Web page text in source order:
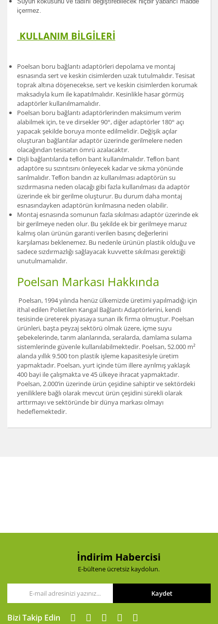
içermez.
KULLANIM BİLGİLERİ
Poelsan boru bağlantı adaptörleri depolama ve montaj
esnasında sert ve keskin cisimlerden uzak tutulmalıdır. Tesisat
toprak altına döşenecekse, sert ve keskin cisimlerden korumak
maksadıyla kum ile kapatılmalıdır. Kesinlikle hasar görmüş
adaptörler kullanılmamalıdır.
Poelsan boru bağlantı adaptörlerinden maksimum verim
alabilmek için, te ve dirsekler 90°, diğer adaptörler 180° açı
yapacak şekilde boruya monte edilmelidir. Değişik açılar
oluşturan bağlantılar adaptör üzerinde gerilmelere neden
olacağından tesisatın ömrü azalacaktır.
Dişli bağlantılarda teﬂon bant kullanılmalıdır. Teﬂon bant
adaptöre su sızıntısını önleyecek kadar ve sıkma yönünde
sarılmalıdır. Teﬂon bandın az kullanılması adaptörün su
sızdırmasına neden olacağı gibi fazla kullanılması da adaptör
üzerinde ek bir gerilme oluşturur. Bu durum daha montaj
esnasındayken adaptörün kırılmasına neden olabilir.
Montaj esnasında somunun fazla sıkılması adaptör üzerinde ek
bir gerilmeye neden olur. Bu şekilde ek bir gerilmeye maruz
kalmış olan ürünün garanti verilen basınç değerlerini
karşılaması beklenemez. Bu nedenle ürünün plastik olduğu ve
sadece sızdırmazlığı sağlayacak kuvvette sıkılması gerektiği
unutulmamalıdır.
Poelsan Markası Hakkında
Poelsan, 1994 yılında henüz ülkemizde üretimi yapılmadığı için
ithal edilen Polietilen Kangal Bağlantı Adaptörlerini, kendi
tesisinde üreterek piyasaya sunan ilk firma olmuştur. Poelsan
ürünleri, başta peyzaj sektörü olmak üzere, içme suyu
şebekelerinde, tarım alanlarında, seralarda, damlama sulama
sistemlerinde güvenle kullanılabilmektedir. Poelsan, 52.000 m²
alanda yıllık 9.500 ton plastik işleme kapasitesiyle üretim
yapmaktadır. Poelsan, yurt içinde tüm illere ayrılmış yaklaşık
400 bayi ile çalışmakta ve 45 ülkeye ihracat yapmaktadır.
Poelsan, 2.000’in üzerinde ürün çeşidine sahiptir ve sektördeki
yeniliklere bağlı olarak mevcut ürün çeşidini sürekli olarak
arttırmayı ve sektöründe bir dünya markası olmayı
hedeflemektedir.
Ürün fiyatı diğer sitelerden daha pahalı.
Gönder
İndirim Habercisi
E-bültene ücretsiz kaydolun.
Kaydet
Bizi Takip Edin